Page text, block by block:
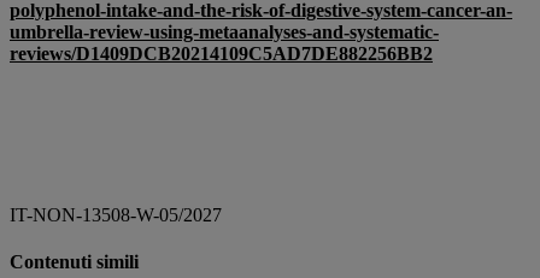
polyphenol-intake-and-the-risk-of-digestive-system-cancer-an-
umbrella-review-using-metaanalyses-and-systematic-
reviews/D1409DCB20214109C5AD7DE882256BB2
IT-NON-13508-W-05/2027
Contenuti simili